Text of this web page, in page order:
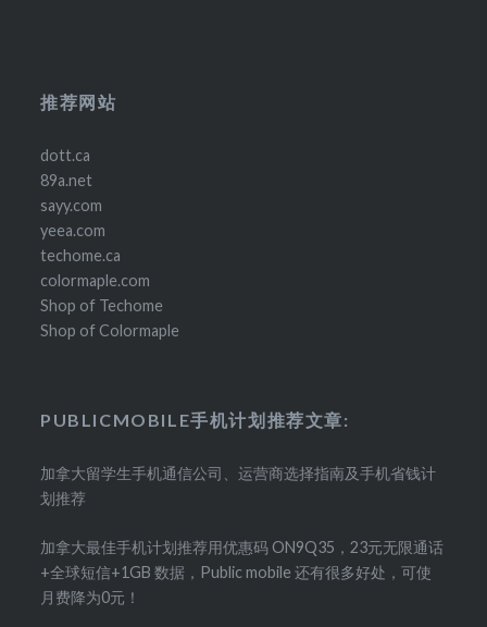
推荐网站
dott.ca
89a.net
sayy.com
yeea.com
techome.ca
colormaple.com
Shop of Techome
Shop of Colormaple
PUBLICMOBILE手机计划推荐文章:
加拿大留学生手机通信公司、运营商选择指南及手机省钱计
划推荐
加拿大最佳手机计划推荐用优惠码 ON9Q35，23元无限通话
+全球短信+1GB 数据，Public mobile 还有很多好处，可使
月费降为0元！